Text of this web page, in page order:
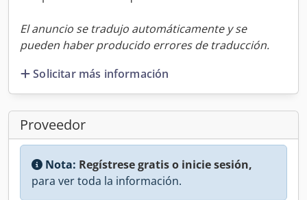
El anuncio se tradujo automáticamente y se
pueden haber producido errores de traducción.
Solicitar más información
Proveedor
Nota: Regístrese gratis o inicie sesión,
para ver toda la información.